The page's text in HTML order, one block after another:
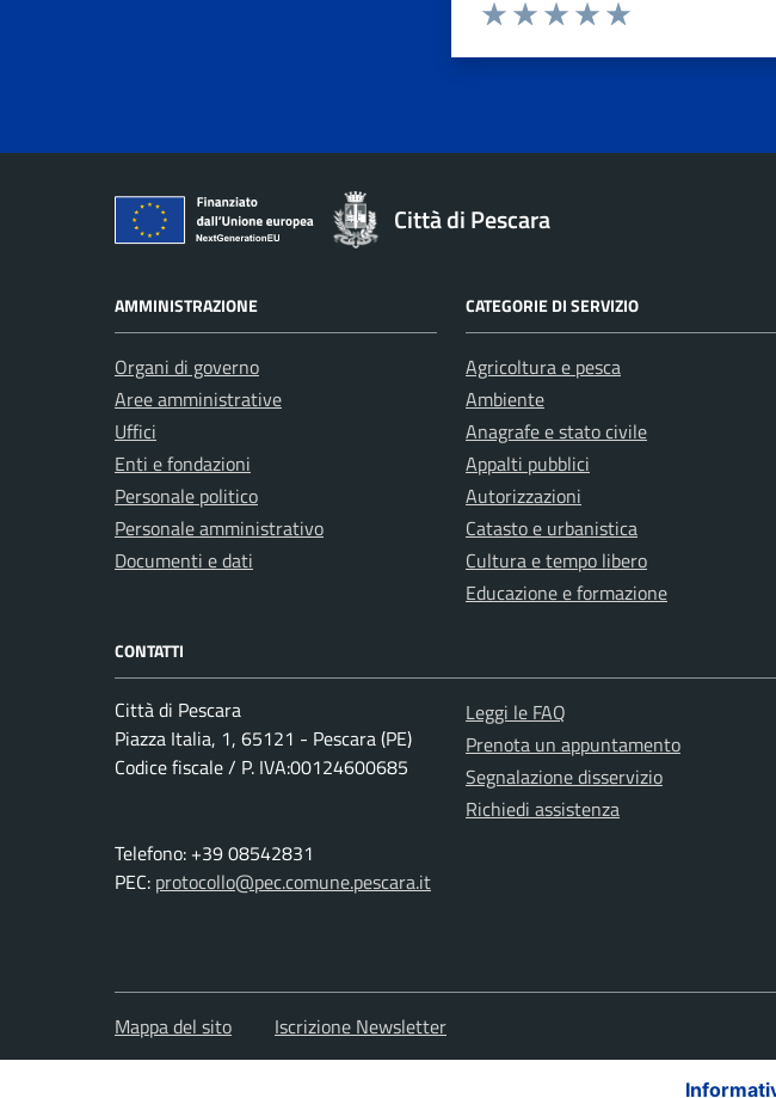
Città di Pescara
AMMINISTRAZIONE
Organi di governo
Aree amministrative
Uffici
Enti e fondazioni
Personale politico
Personale amministrativo
Documenti e dati
CATEGORIE DI SERVIZIO
Agricoltura e pesca
Ambiente
Anagrafe e stato civile
Appalti pubblici
Autorizzazioni
Catasto e urbanistica
Cultura e tempo libero
Educazione e formazione
CONTATTI
Città di Pescara
Piazza Italia, 1, 65121 - Pescara (PE)
Codice fiscale / P. IVA:00124600685
Telefono: +39 08542831
PEC: protocollo@pec.comune.pescara.it
Leggi le FAQ
Prenota un appuntamento
Segnalazione disservizio
Richiedi assistenza
Mappa del sito Iscrizione Newsletter